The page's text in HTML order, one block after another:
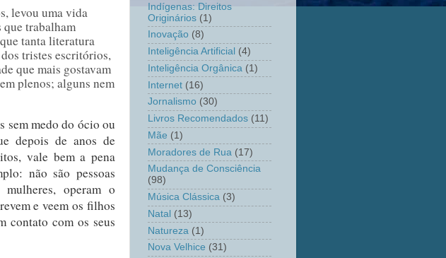
levou uma vida
que trabalham
tanta literatura
tristes escritórios,
que mais gostavam
plenos; alguns nem
sem medo do ócio ou
depois de anos de
vale bem a pena
não são pessoas
operam o
e veem os filhos
contato com os seus
Indígenas: Direitos
Originários (1)
Inovação (8)
Inteligência Artificial (4)
Inteligência Orgânica (1)
Internet (16)
Jornalismo (30)
Livros Recomendados (11)
Mãe (1)
Moradores de Rua (17)
Mudança de Consciência
(98)
Música Clássica (3)
Natal (13)
Natureza (1)
Nova Velhice (31)